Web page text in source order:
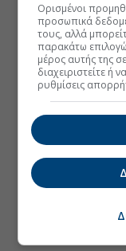
Ορισμένοι
προσωπικά
τους, αλλά
παρακάτω
μέρος αυτής της
διαχειριστείτε ή
ρυθμίσεις